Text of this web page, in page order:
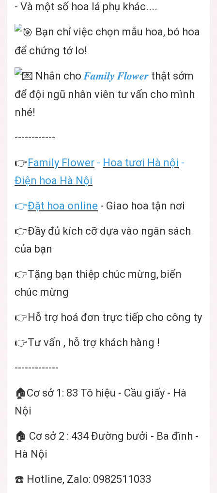
- Và một số hoa lá phụ khác....
Bạn chỉ việc chọn mẫu hoa, bó hoa
để chứng tớ lo!
Nhắn cho 𝑭𝒂𝒎𝒊𝒍𝒚 𝑭𝒍𝒐𝒘𝒆𝒓 thật sớm
để đội ngũ nhân viên tư vấn cho mình
nhé!
------------
👉 Family Flower - Hoa tươi Hà nội -
Điện hoa Hà Nội
👉Đặt hoa online - Giao hoa tận nơi
👉Đầy đủ kích cỡ dựa vào ngân sách
của bạn
👉Tặng bạn thiệp chúc mừng, biển
chúc mừng
👉Hỗ trợ hoá đơn trực tiếp cho công ty
👉Tư vấn , hỗ trợ khách hàng !
-------------
🏠Cơ sở 1: 83 Tô hiệu - Cầu giấy - Hà
Nội
🏠 Cơ sở 2 : 434 Đường bưởi - Ba đình -
Hà Nội
☎️ Hotline, Zalo: 0982511033